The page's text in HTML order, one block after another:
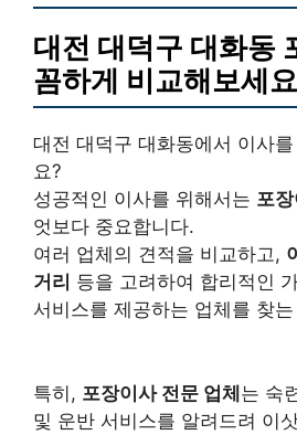
대전 대덕구 대화동
꼼하게 비교해보세
대전 대덕구 대화동에서 이사
요?
성공적인 이사를 위해서는 포
엇보다 중요합니다.
여러 업체의 견적을 비교하고,
거리 등을 고려하여 합리적인
서비스를 제공하는 업체를 찾
특히, 포장이사 전문 업체는 숙
및 운반 서비스를 알려드려 이